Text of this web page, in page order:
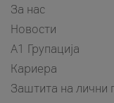
За нас
Новости
А1 Групација
Кариера
Заштита на лични